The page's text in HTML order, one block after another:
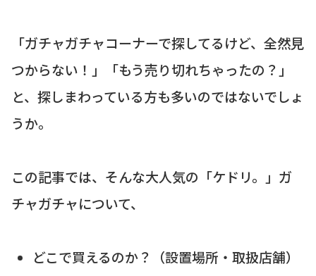
「ガチャガチャコーナーで探してるけど、全然見
つからない！」「もう売り切れちゃったの？」
と、探しまわっている方も多いのではないでしょ
うか。
この記事では、そんな大人気の「ケドリ。」ガ
チャガチャについて、
どこで買えるのか？（設置場所・取扱店舗）